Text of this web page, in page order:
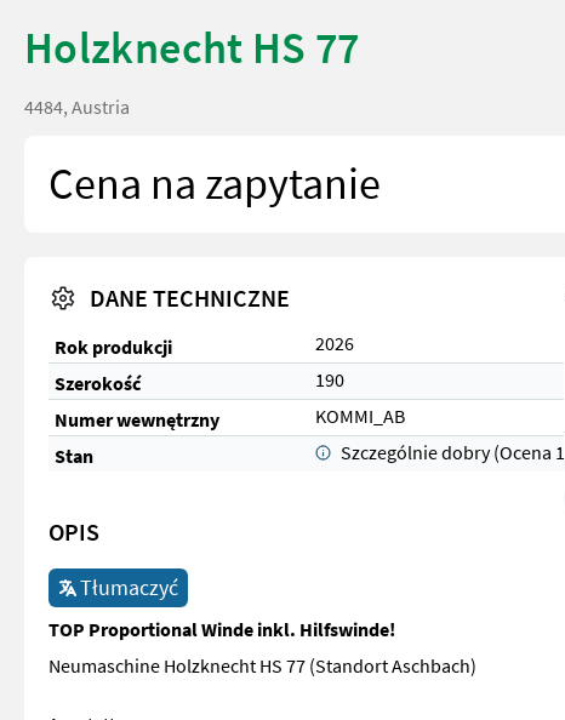
Holzknecht HS 77
4484, Austria
Cena na zapytanie
DANE TECHNICZNE
Rok produkcji
2026
Szerokość
190
Numer wewnętrzny
KOMMI_AB
Stan
Szczególnie dobry (Ocena 1)
OPIS
Tłumaczyć
TOP Proportional Winde inkl. Hilfswinde!
Neumaschine Holzknecht HS 77 (Standort Aschbach)